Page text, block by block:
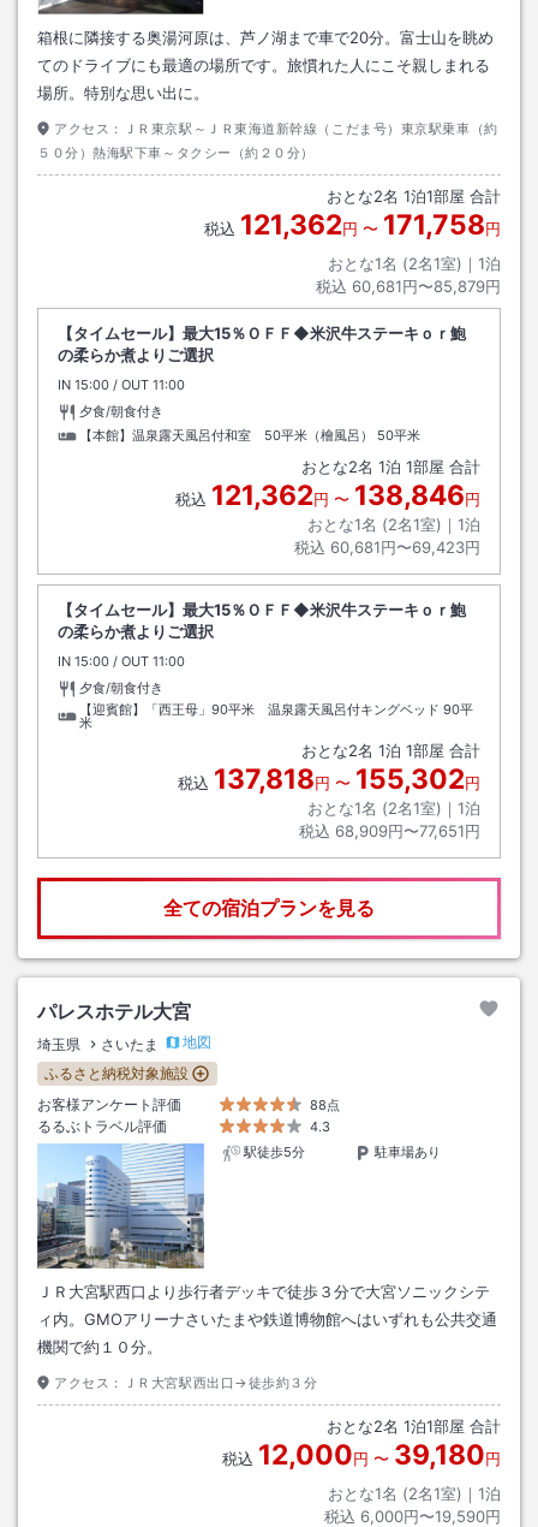
箱根に隣接する奥湯河原は、芦ノ湖まで車で20分。富士山を眺め
てのドライブにも最適の場所です。旅慣れた人にこそ親しまれる
場所。特別な思い出に。
アクセス：
ＪＲ東京駅～ＪＲ東海道新幹線（こだま号）東京駅乗車（約
５０分）熱海駅下車～タクシー（約２０分）
おとな2名 1泊1部屋 合計
税込 121,362円 〜 171,758円
おとな1名 (2名1室)｜ 1泊
税込 60,681円〜85,879円
【タイムセール】最大15％ＯＦＦ◆米沢牛ステーキｏｒ鮑
の柔らか煮よりご選択
IN チェックイン
15:00 / OUT チェックアウト
11:00
夕食/朝食付き
【本館】温泉露天風呂付和室 50平米（檜風呂）
50平米
おとな2名 1泊 1部屋 合計
税込 121,362円 〜 138,846円
おとな1名 (2名1室)｜ 1泊
税込 60,681円〜69,423円
【タイムセール】最大15％ＯＦＦ◆米沢牛ステーキｏｒ鮑
の柔らか煮よりご選択
IN チェックイン
15:00 / OUT チェックアウト
11:00
夕食/朝食付き
【迎賓館】「西王母」90平米 温泉露天風呂付キングベッド 90平
米
おとな2名 1泊 1部屋 合計
税込 137,818円 〜 155,302円
おとな1名 (2名1室)｜ 1泊
税込 68,909円〜77,651円
全ての宿泊プランを見る
パレスホテル大宮
埼玉県 さいたま
地図
ふるさと納税対象施設
お客様アンケート評価
88点
るるぶトラベル評価
4.3
駅徒歩5分
駐車場あり
ＪＲ大宮駅西口より歩行者デッキで徒歩３分で大宮ソニックシテ
ィ内。GMOアリーナさいたまや鉄道博物館へはいずれも公共交通
機関で約１０分。
アクセス： ＪＲ大宮駅西出口→徒歩約３分
おとな2名 1泊1部屋 合計
税込 12,000円 〜 39,180円
おとな1名 (2名1室)｜ 1泊
税込 6,000円〜19,590円